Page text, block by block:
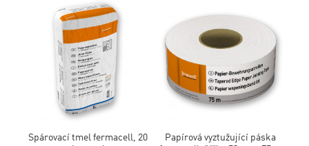
Spárovací tmel fermacell, 20
Papírová vyztužující páska